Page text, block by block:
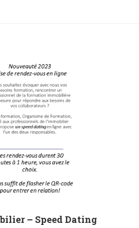
– Speed Dating